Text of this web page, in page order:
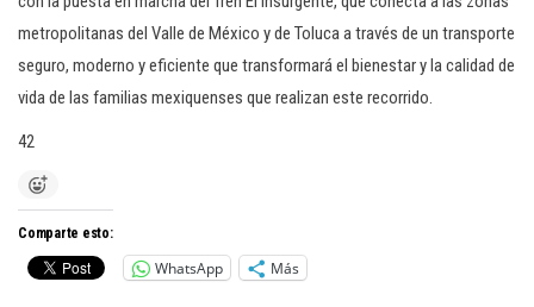
metropolitanas del Valle de México y de Toluca a través de un transporte
seguro, moderno y eficiente que transformará el bienestar y la calidad de
vida de las familias mexiquenses que realizan este recorrido.
42
Comparte esto:
WhatsApp Más